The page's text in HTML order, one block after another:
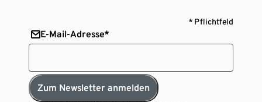
* Pflichtfeld
E-Mail-Adresse*
Zum Newsletter anmelden